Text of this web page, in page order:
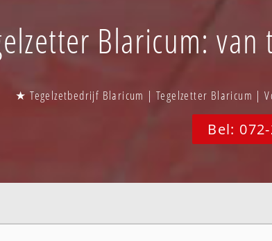
Blaricum:
★ Tegelzetbedrijf Blaricum | Tegelzetter Blaricum |
Bel: